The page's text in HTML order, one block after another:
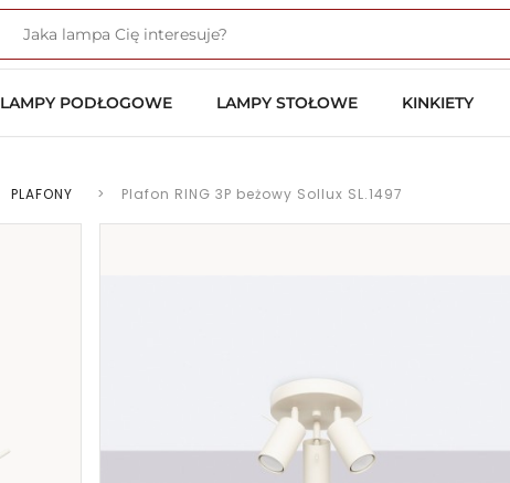
LAMPY PODŁOGOWE LAMPY STOŁOWE KINKIETY
PLAFONY > Plafon RING 3P beżowy Sollux SL.1497